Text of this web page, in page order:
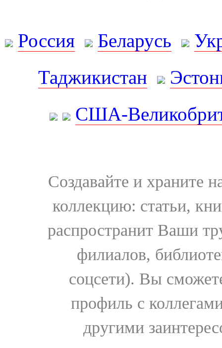
Россия Беларусь
Таджикистан
США-
Создавайте и храните
коллекцию: статьи,
распространит Ваши
филиалов,
соцсети). Вы
профиль с
другими